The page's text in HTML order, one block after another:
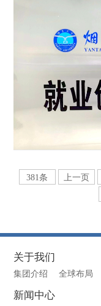
381条 上一页
关于我们
集团介绍 全球布局
新闻中心